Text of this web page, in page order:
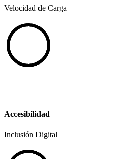
Velocidad de Carga
Accesibilidad
Inclusión Digital